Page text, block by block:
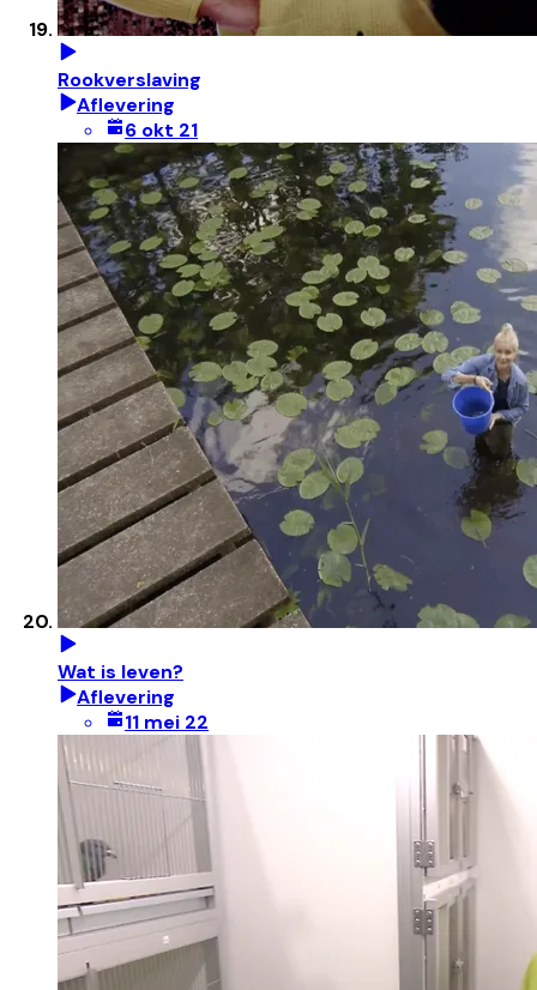
Rookverslaving
Aflevering
6 okt 21
Wat is leven?
Aflevering
11 mei 22